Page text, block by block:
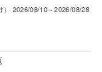
） 2026/08/10～2026/08/28